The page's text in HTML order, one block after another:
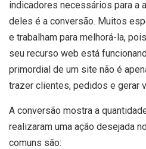
indicadores necessários para a
deles é a conversão. Muitos
e trabalham para melhorá-la,
seu recurso web está
primordial de um site não é
trazer clientes, pedidos e gerar
A conversão mostra a
realizaram uma ação desejada
comuns são: